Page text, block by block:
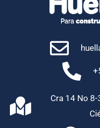
Cra 14 No